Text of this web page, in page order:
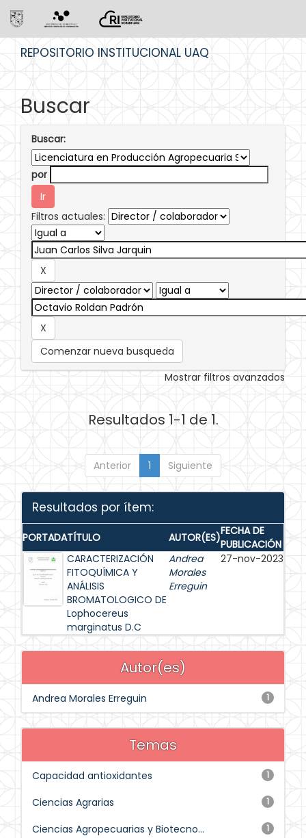
REPOSITORIO INSTITUCIONAL UAQ
Buscar
Buscar:
por
Filtros actuales:
Comenzar nueva busqueda
Mostrar filtros avanzados
Resultados 1-1 de 1.
Anterior 1 Siguiente
Resultados por ítem:
PORTADATÍTULO AUTOR(ES)FECHA DE
PUBLICACIÓN
CARACTERIZACIÓN
FITOQUÍMICA Y
ANÁLISIS
BROMATOLOGICO DE
Lophocereus
marginatus D.C
Andrea
Morales
Erreguin
27-nov-2023
Autor(es)
1
Andrea Morales Erreguin
Temas
1
Capacidad antioxidantes
1
Ciencias Agrarias
1
Ciencias Agropecuarias y Biotecno...